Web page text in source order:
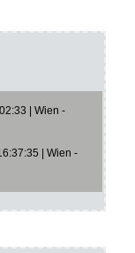
| Wien -
| Wien -